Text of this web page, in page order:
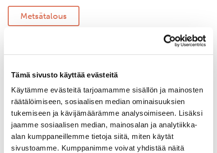
Tämä sivusto käyttää evästeitä
Käytämme evästeitä tarjoamamme sisällön ja mainosten
räätälöimiseen, sosiaalisen median ominaisuuksien
tukemiseen ja kävijämäärämme analysoimiseen. Lisäksi
jaamme sosiaalisen median, mainosalan ja analytiikka-
alan kumppaneillemme tietoja siitä, miten käytät
sivustoamme. Kumppanimme voivat yhdistää näitä
Metsätalous
Merellinen suojelu
Uudistava maatalous Yritysyhteistyö